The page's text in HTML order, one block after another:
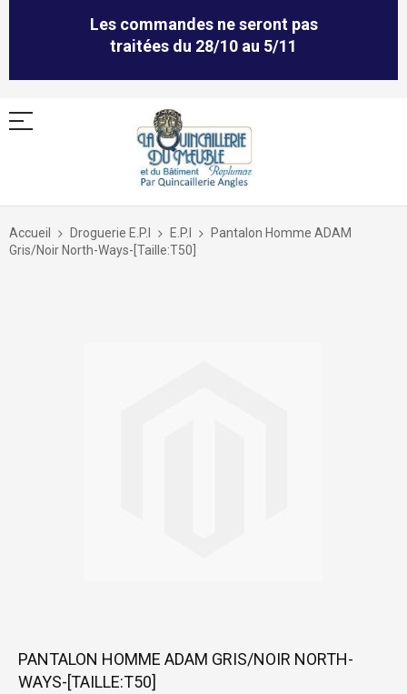
Les commandes ne seront pas
traitées du 28/10 au 5/11
Allez
contenu
Accueil Droguerie E.P.I E.P.I
Pantalon Homme ADAM
Gris/Noir North-Ways-[Taille:T50]
Skip
the
PANTALON HOMME ADAM GRIS/NOIR NORTH-
WAYS-[TAILLE:T50]